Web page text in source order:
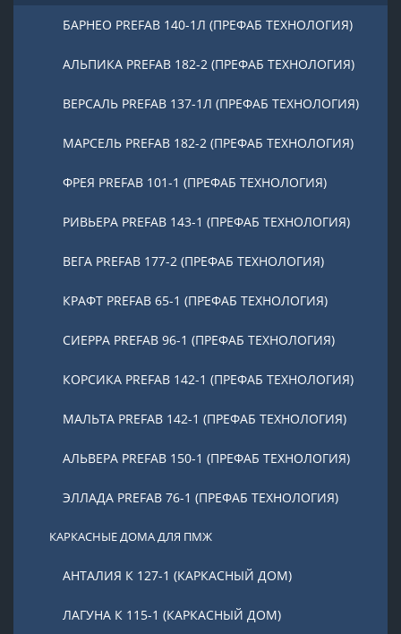
БАРНЕО PREFAB 140-1Л (ПРЕФАБ ТЕХНОЛОГИЯ)
АЛЬПИКА PREFAB 182-2 (ПРЕФАБ ТЕХНОЛОГИЯ)
ВЕРСАЛЬ PREFAB 137-1Л (ПРЕФАБ ТЕХНОЛОГИЯ)
МАРСЕЛЬ PREFAB 182-2 (ПРЕФАБ ТЕХНОЛОГИЯ)
ФРЕЯ PREFAB 101-1 (ПРЕФАБ ТЕХНОЛОГИЯ)
РИВЬЕРА PREFAB 143-1 (ПРЕФАБ ТЕХНОЛОГИЯ)
ВЕГА PREFAB 177-2 (ПРЕФАБ ТЕХНОЛОГИЯ)
КРАФТ PREFAB 65-1 (ПРЕФАБ ТЕХНОЛОГИЯ)
СИЕРРА PREFAB 96-1 (ПРЕФАБ ТЕХНОЛОГИЯ)
КОРСИКА PREFAB 142-1 (ПРЕФАБ ТЕХНОЛОГИЯ)
МАЛЬТА PREFAB 142-1 (ПРЕФАБ ТЕХНОЛОГИЯ)
АЛЬВЕРА PREFAB 150-1 (ПРЕФАБ ТЕХНОЛОГИЯ)
ЭЛЛАДА PREFAB 76-1 (ПРЕФАБ ТЕХНОЛОГИЯ)
КАРКАСНЫЕ ДОМА ДЛЯ ПМЖ
АНТАЛИЯ К 127-1 (КАРКАСНЫЙ ДОМ)
ЛАГУНА К 115-1 (КАРКАСНЫЙ ДОМ)